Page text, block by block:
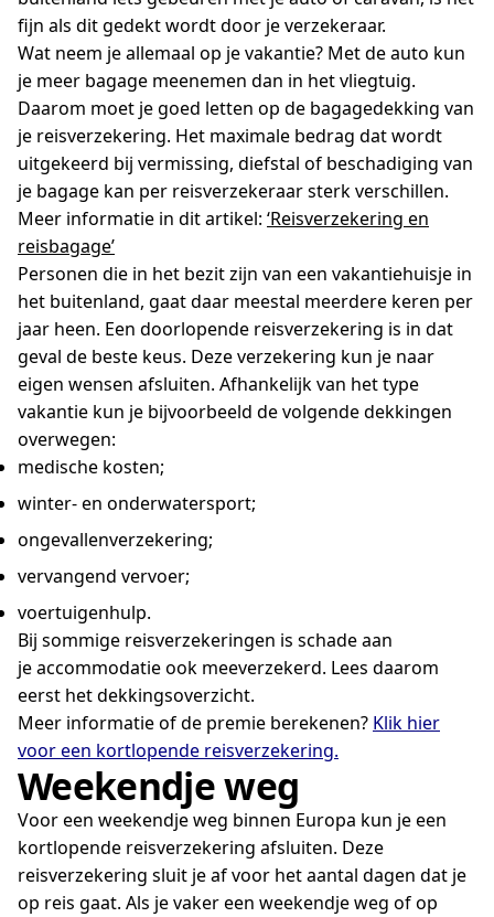
fijn als dit gedekt wordt door je verzekeraar.
Wat neem je allemaal op je vakantie? Met de auto kun
je meer bagage meenemen dan in het vliegtuig.
Daarom moet je goed letten op de bagagedekking van
je reisverzekering. Het maximale bedrag dat wordt
uitgekeerd bij vermissing, diefstal of beschadiging van
je bagage kan per reisverzekeraar sterk verschillen.
Meer informatie in dit artikel: ‘Reisverzekering en
reisbagage’
Personen die in het bezit zijn van een vakantiehuisje in
het buitenland, gaat daar meestal meerdere keren per
jaar heen. Een doorlopende reisverzekering is in dat
geval de beste keus. Deze verzekering kun je naar
eigen wensen afsluiten. Afhankelijk van het type
vakantie kun je bijvoorbeeld de volgende dekkingen
overwegen:
medische kosten;
winter- en onderwatersport;
ongevallenverzekering;
vervangend vervoer;
voertuigenhulp.
Bij sommige reisverzekeringen is schade aan
je accommodatie ook meeverzekerd. Lees daarom
eerst het dekkingsoverzicht.
Meer informatie of de premie berekenen? Klik hier
voor een kortlopende reisverzekering.
Weekendje weg
Voor een weekendje weg binnen Europa kun je een
kortlopende reisverzekering afsluiten. Deze
reisverzekering sluit je af voor het aantal dagen dat je
op reis gaat. Als je vaker een weekendje weg of op